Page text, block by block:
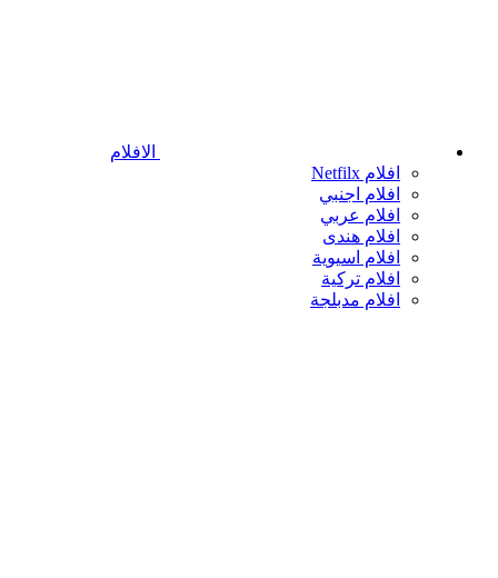
الافلام
افلام Netfilx
افلام اجنبي
افلام عربي
افلام هندى
افلام اسيوية
افلام تركية
افلام مدبلجة